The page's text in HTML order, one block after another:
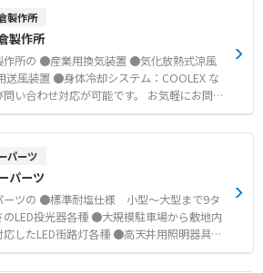
製作所
製作所
作所の ●産業用換気装置 ●気化放熱式涼風
風装置 ●身体冷却システム：COOLEX な
問い合わせ対応が可能です。 お気軽にお問い
い。
パーツ
パーツ
ーツの ●標準耐塩仕様 小型〜大型まで9タ
のLED投光器各種 ●大規模駐車場から敷地内
応したLED街路灯各種 ●高天井用照明器具・
ランプ ほか オフィス・事務所用ベースラ
雨タイプ などの見積及び問い合わせ対応が